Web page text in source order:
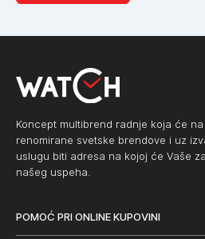
Koncept multibrend radnje koja će
renomirane svetske brendove i uz
uslugu biti adresa na kojoj će Vaše
našeg uspeha.
POMOĆ PRI ONLINE KUPOVINI